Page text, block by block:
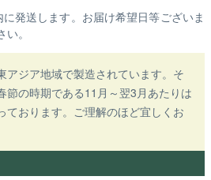
発送します。お届け希望日等ございま
。
アジア地域で製造されています。そ
節の時期である11月～翌3月あたりは
ております。ご理解のほど宜しくお